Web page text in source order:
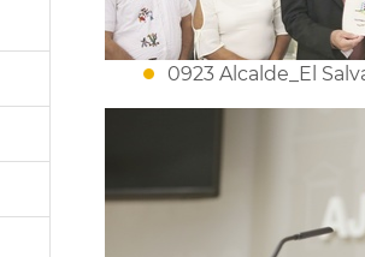
0923 Alcalde_El